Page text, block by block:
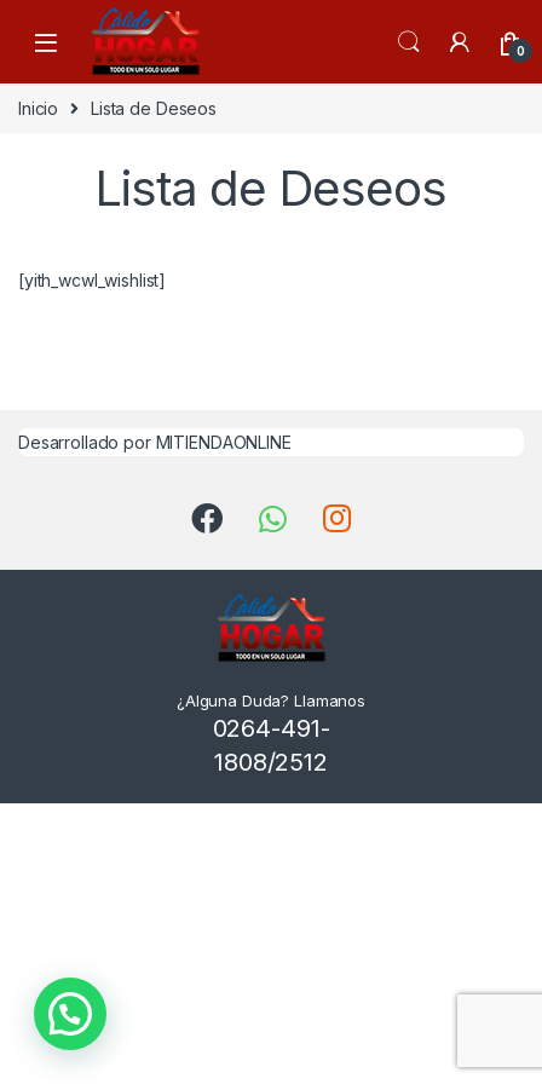
Skip to navigation
Skip to content
0
Inicio Lista de Deseos
Lista de Deseos
[yith_wcwl_wishlist]
Desarrollado por MITIENDAONLINE
¿Alguna Duda? Llamanos
0264-491-
1808/2512